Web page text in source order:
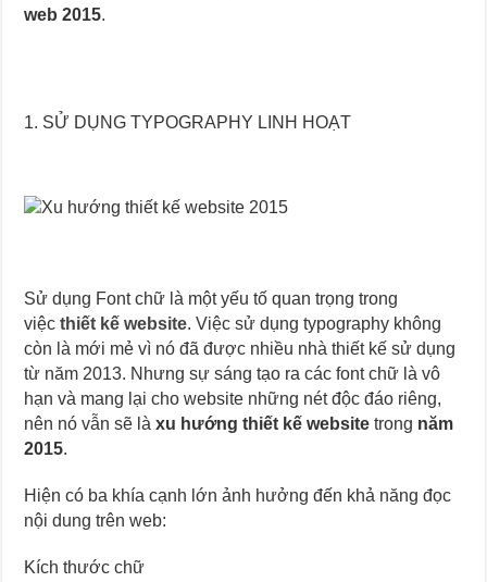
web 2015.
1. SỬ DỤNG TYPOGRAPHY LINH HOẠT
Sử dụng Font chữ là một yếu tố quan trọng trong
việcthiết kế website. Việc sử dụng typography không
còn là mới mẻ vì nó đã được nhiều nhà thiết kế sử dụng
từ năm 2013. Nhưng sự sáng tạo ra các font chữ là vô
hạn và mang lại cho website những nét độc đáo riêng,
nên nó vẫn sẽ làxu hướng thiết kế website trong năm
2015.
Hiện có ba khía cạnh lớn ảnh hưởng đến khả năng đọc
nội dung trên web:
Kích thước chữ